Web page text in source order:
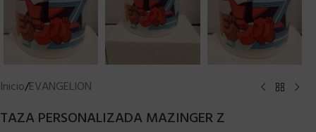
Inicio/EVANGELION
TAZA PERSONALIZADA MAZINGER Z